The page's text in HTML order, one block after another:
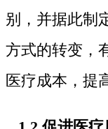
别，并据此制
方式的转变，
医疗成本，提